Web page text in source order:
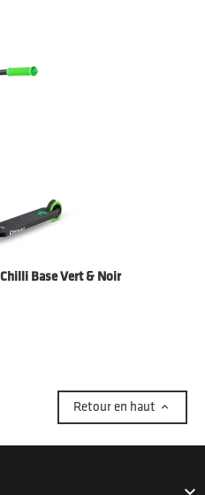
Base Vert & Noir
Retour en haut 